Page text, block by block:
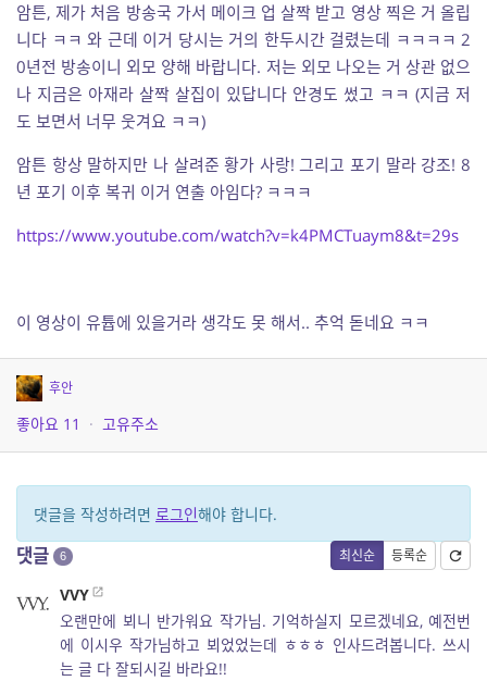
암튼, 제가 처음 방송국 가서 메이크 업 살짝 받고 영상 찍은 거 올립
니다 ㅋㅋ 와 근데 이거 당시는 거의 한두시간 걸렸는데 ㅋㅋㅋㅋ 2
0년전 방송이니 외모 양해 바랍니다. 저는 외모 나오는 거 상관 없으
나 지금은 아재라 살짝 살집이 있답니다 안경도 썼고 ㅋㅋ (지금 저
도 보면서 너무 웃겨요 ㅋㅋ)
암튼 항상 말하지만 나 살려준 황가 사랑! 그리고 포기 말라 강조! 8
년 포기 이후 복귀 이거 연출 아임다? ㅋㅋㅋ
https://www.youtube.com/watch?v=k4PMCTuaym8&t=29s
이 영상이 유튭에 있을거라 생각도 못 해서.. 추억 돋네요 ㅋㅋ
후안
좋아요 11 · 고유주소
댓글을 작성하려면 로그인해야 합니다.
최신순 등록순
댓글 6
VVY
오랜만에 뵈니 반가워요 작가님. 기억하실지 모르겠네요, 예전번
에 이시우 작가님하고 뵈었었는데 ㅎㅎㅎ 인사드려봅니다. 쓰시
는 글 다 잘되시길 바라요!!